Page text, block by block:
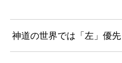
神道の世界では「左」優先